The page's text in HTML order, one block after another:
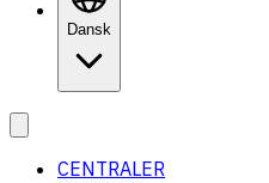
Dansk
CENTRALER